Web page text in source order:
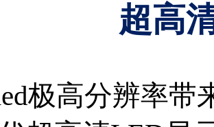
超高
极高分辨率带